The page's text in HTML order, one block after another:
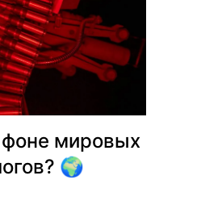
мировых
🌍